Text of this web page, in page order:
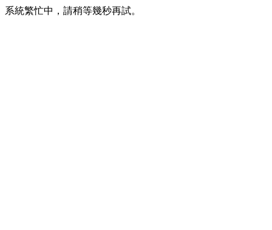
系統繁忙中，請稍等幾秒再試。